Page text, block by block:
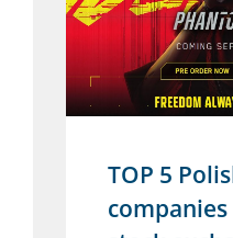
TOP 5